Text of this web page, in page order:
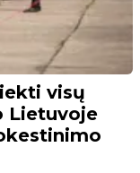
visų
Lietuvoje